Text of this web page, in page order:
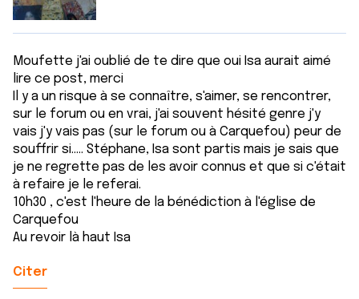
Moufette j'ai oublié de te dire que oui Isa aurait aimé
lire ce post, merci
Il y a un risque à se connaître, s'aimer, se rencontrer,
sur le forum ou en vrai, j'ai souvent hésité genre j'y
vais j'y vais pas (sur le forum ou à Carquefou) peur de
souffrir si..... Stéphane, Isa sont partis mais je sais que
je ne regrette pas de les avoir connus et que si c'était
à refaire je le referai.
10h30 , c'est l'heure de la bénédiction à l'église de
Carquefou
Au revoir là haut Isa
Citer